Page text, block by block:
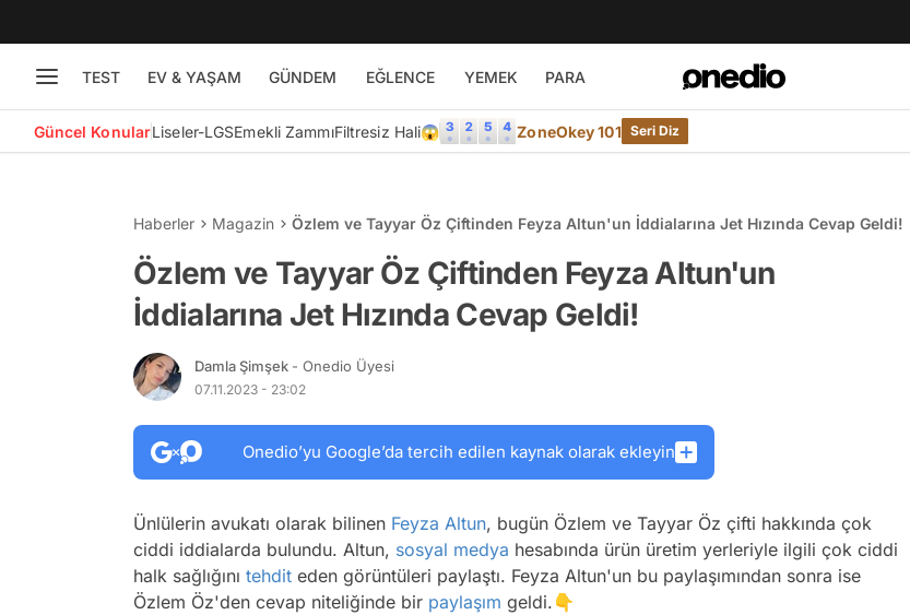
TEST EV & YAŞAM GÜNDEM EĞLENCE YEMEK PARA
Güncel KonularLiseler-LGSEmekli ZammıFiltresiz Hali😱 ZoneOkey 101 Seri Diz
Haberler Magazin Özlem ve Tayyar Öz Çiftinden Feyza Altun'un İddialarına Jet Hızında Cevap Geldi!
Özlem ve Tayyar Öz Çiftinden Feyza Altun'un
İddialarına Jet Hızında Cevap Geldi!
Damla Şimşek - Onedio Üyesi
07.11.2023 - 23:02
Onedio’yu Google’da tercih edilen kaynak olarak ekleyin
Ünlülerin avukatı olarak bilinen Feyza Altun, bugün Özlem ve Tayyar Öz çifti hakkında çok
ciddi iddialarda bulundu. Altun, sosyal medya hesabında ürün üretim yerleriyle ilgili çok ciddi
halk sağlığını tehdit eden görüntüleri paylaştı. Feyza Altun'un bu paylaşımından sonra ise
Özlem Öz'den cevap niteliğinde bir paylaşım geldi.👇